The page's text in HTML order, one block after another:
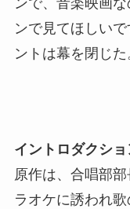
ンで見てほしいで
ントは幕を閉じた
イントロダクショ
原作は、合唱部
ラオケに誘われ